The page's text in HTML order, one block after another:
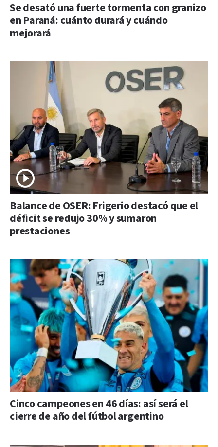
Se desató una fuerte tormenta con granizo
en Paraná: cuánto durará y cuándo
mejorará
Balance de OSER: Frigerio destacó que el
déficit se redujo 30% y sumaron
prestaciones
Cinco campeones en 46 días: así será el
cierre de año del fútbol argentino